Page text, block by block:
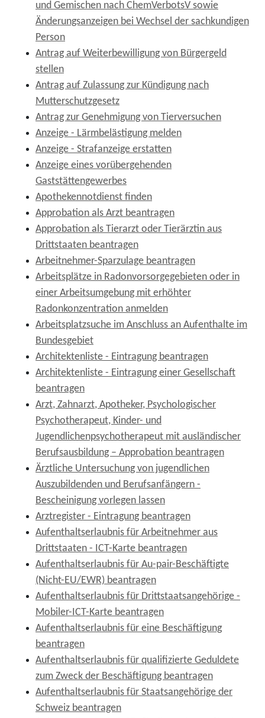
und Gemischen nach ChemVerbotsV sowie
Änderungsanzeigen bei Wechsel der sachkundigen
Person
Antrag auf Weiterbewilligung von Bürgergeld
stellen
Antrag auf Zulassung zur Kündigung nach
Mutterschutzgesetz
Antrag zur Genehmigung von Tierversuchen
Anzeige - Lärmbelästigung melden
Anzeige - Strafanzeige erstatten
Anzeige eines vorübergehenden
Gaststättengewerbes
Apothekennotdienst finden
Approbation als Arzt beantragen
Approbation als Tierarzt oder Tierärztin aus
Drittstaaten beantragen
Arbeitnehmer-Sparzulage beantragen
Arbeitsplätze in Radonvorsorgegebieten oder in
einer Arbeitsumgebung mit erhöhter
Radonkonzentration anmelden
Arbeitsplatzsuche im Anschluss an Aufenthalte im
Bundesgebiet
Architektenliste - Eintragung beantragen
Architektenliste - Eintragung einer Gesellschaft
beantragen
Arzt, Zahnarzt, Apotheker, Psychologischer
Psychotherapeut, Kinder- und
Jugendlichenpsychotherapeut mit ausländischer
Berufsausbildung – Approbation beantragen
Ärztliche Untersuchung von jugendlichen
Auszubildenden und Berufsanfängern -
Bescheinigung vorlegen lassen
Arztregister - Eintragung beantragen
Aufenthaltserlaubnis für Arbeitnehmer aus
Drittstaaten - ICT-Karte beantragen
Aufenthaltserlaubnis für Au-pair-Beschäftigte
(Nicht-EU/EWR) beantragen
Aufenthaltserlaubnis für Drittstaatsangehörige -
Mobiler-ICT-Karte beantragen
Aufenthaltserlaubnis für eine Beschäftigung
beantragen
Aufenthaltserlaubnis für qualifizierte Geduldete
zum Zweck der Beschäftigung beantragen
Aufenthaltserlaubnis für Staatsangehörige der
Schweiz beantragen